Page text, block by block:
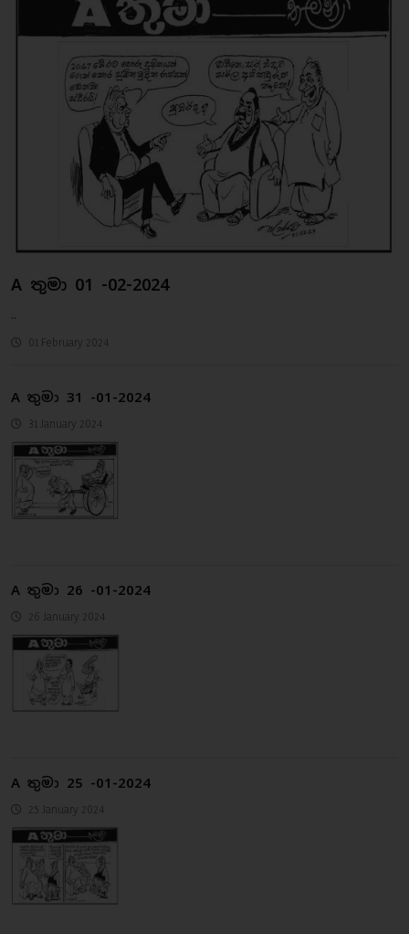
A තුමා 01 -02-2024
..
01 February 2024
A තුමා 31 -01-2024
31 January 2024
A තුමා 26 -01-2024
26 January 2024
A තුමා 25 -01-2024
25 January 2024